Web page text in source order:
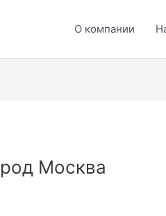
О компании
Москва